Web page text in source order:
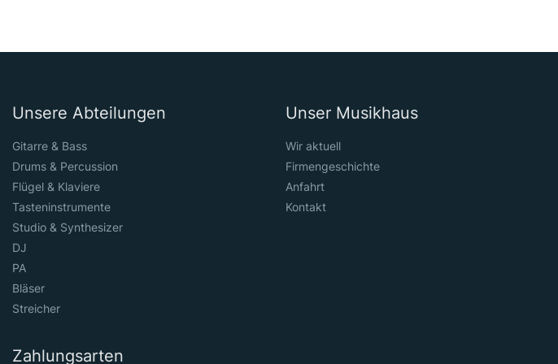
Unsere Abteilungen
Gitarre & Bass
Drums & Percussion
Flügel & Klaviere
Tasteninstrumente
Studio & Synthesizer
DJ
PA
Bläser
Streicher
Unser Musikhaus
Wir aktuell
Firmengeschichte
Anfahrt
Kontakt
Zahlungsarten